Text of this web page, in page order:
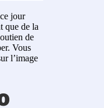
jour
que de la
de
Vous
l’image